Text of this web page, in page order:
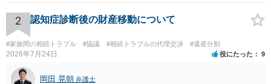
です。 ただ、弁護士に払う手数料とは別に戸籍の用意に一定の実費が
かかることになりますので、その費用も支払うべきものとして頭に置
いておいてください。 話を元に戻して、弁護士に対する手数料です
が、旦那様の収入や財産にもよりますが、法テラスに御連絡なさって
弁護士との相談を予約して受任してもらうのが一番安上がりでしょ
う。数万円でやってくれるはずです。 ただ、法テラスは予約が取りづ
らい（希望者が多く予約できてもしばらく先になる）ようですので、
2 認知症診断後の財産移動について
#家族間の相続トラブル #協議 #相続トラブルの代理交渉 #遺産分割
2026年7月24日 役にたった 9
岡田 晃朝 弁護士